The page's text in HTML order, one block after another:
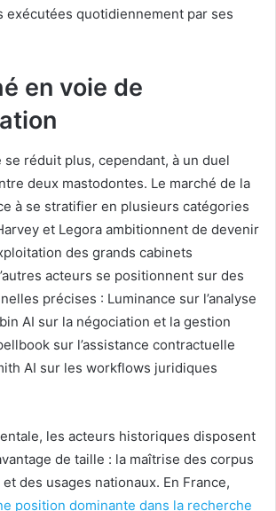
exécutées quotidiennement par ses
en voie de
se réduit plus, cependant, à un duel
deux mastodontes. Le marché de la
à se stratifier en plusieurs catégories
et Legora ambitionnent de devenir
des grands cabinets
acteurs se positionnent sur des
précises : Luminance sur l’analyse
AI sur la négociation et la gestion
sur l’assistance contractuelle
AI sur les workflows juridiques
les acteurs historiques disposent
de taille : la maîtrise des corpus
des usages nationaux. En France,
position dominante dans la recherche